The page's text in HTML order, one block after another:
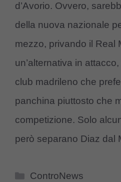
d’Avorio. Ovvero,
della nuova nazionale
mezzo, privando il Real
un’alternativa in
club madrileno che
panchina piuttosto che
competizione. Solo
però separano Diaz dal
Categorie
ControNews